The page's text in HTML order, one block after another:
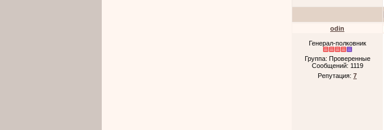
odin
Генерал-полковник
Группа: Проверенные
Сообщений: 1119
Репутация: 7